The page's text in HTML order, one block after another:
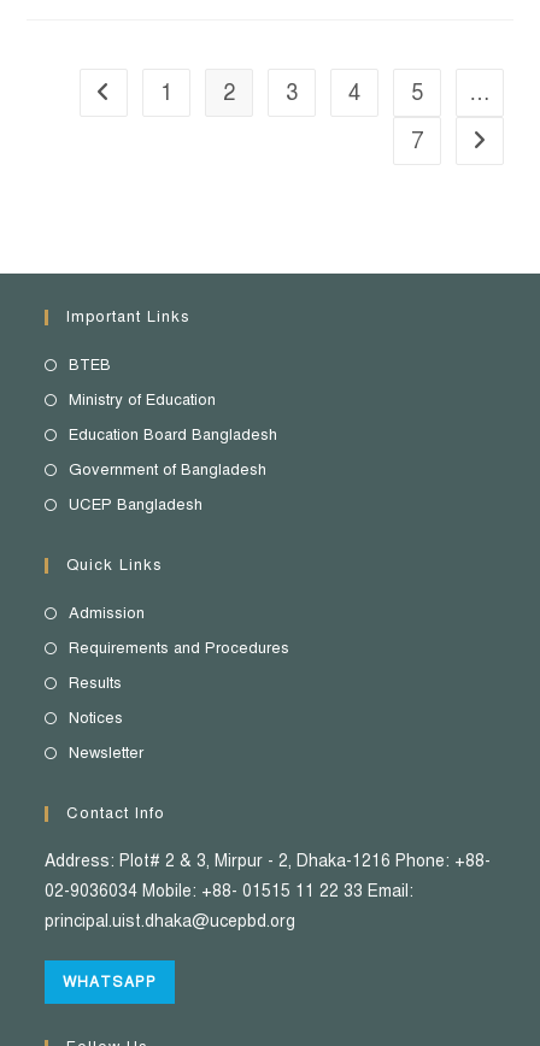
1 2 3 4 5
…
7
Important Links
BTEB
Ministry of Education
Education Board Bangladesh
Government of Bangladesh
UCEP Bangladesh
Quick Links
Admission
Requirements and Procedures
Results
Notices
Newsletter
Contact Info
Address: Plot# 2 & 3, Mirpur - 2, Dhaka-1216 Phone: +88-
02-9036034 Mobile: +88- 01515 11 22 33 Email:
principal.uist.dhaka@ucepbd.org
WHATSAPP